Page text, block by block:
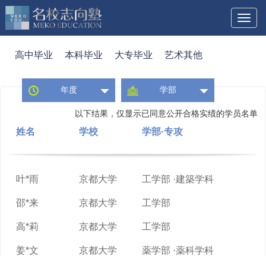
Toggle
高中毕业 本科毕业 大专毕业 艺术其他
年度 学部
以下结果，仅显示已同意公开合格实绩的学员名单
姓名 学校 学部·专攻
叶*雨 京都大学 工学部 ·建築学科
邵*来 京都大学 工学部
高*莉 京都大学 工学部
姜*文 京都大学 薬学部 ·薬科学科